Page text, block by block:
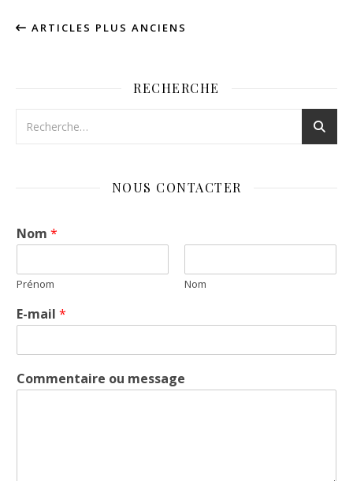
ARTICLES PLUS ANCIENS
RECHERCHE
NOUS CONTACTER
Nom *
Prénom Nom
E-mail *
Commentaire ou message